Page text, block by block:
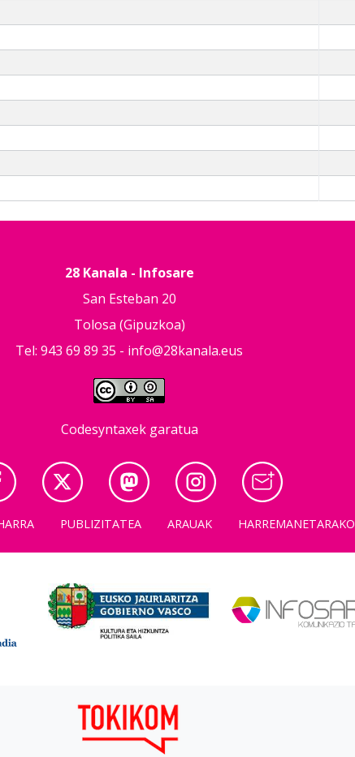
28 Kanala - Infosare
San Esteban 20
Tolosa (Gipuzkoa)
Tel: 943 69 89 35 - info@28kanala.eus
Codesyntaxek garatua
PUBLIZITATEA ARAUAK HARREMANETARAKO